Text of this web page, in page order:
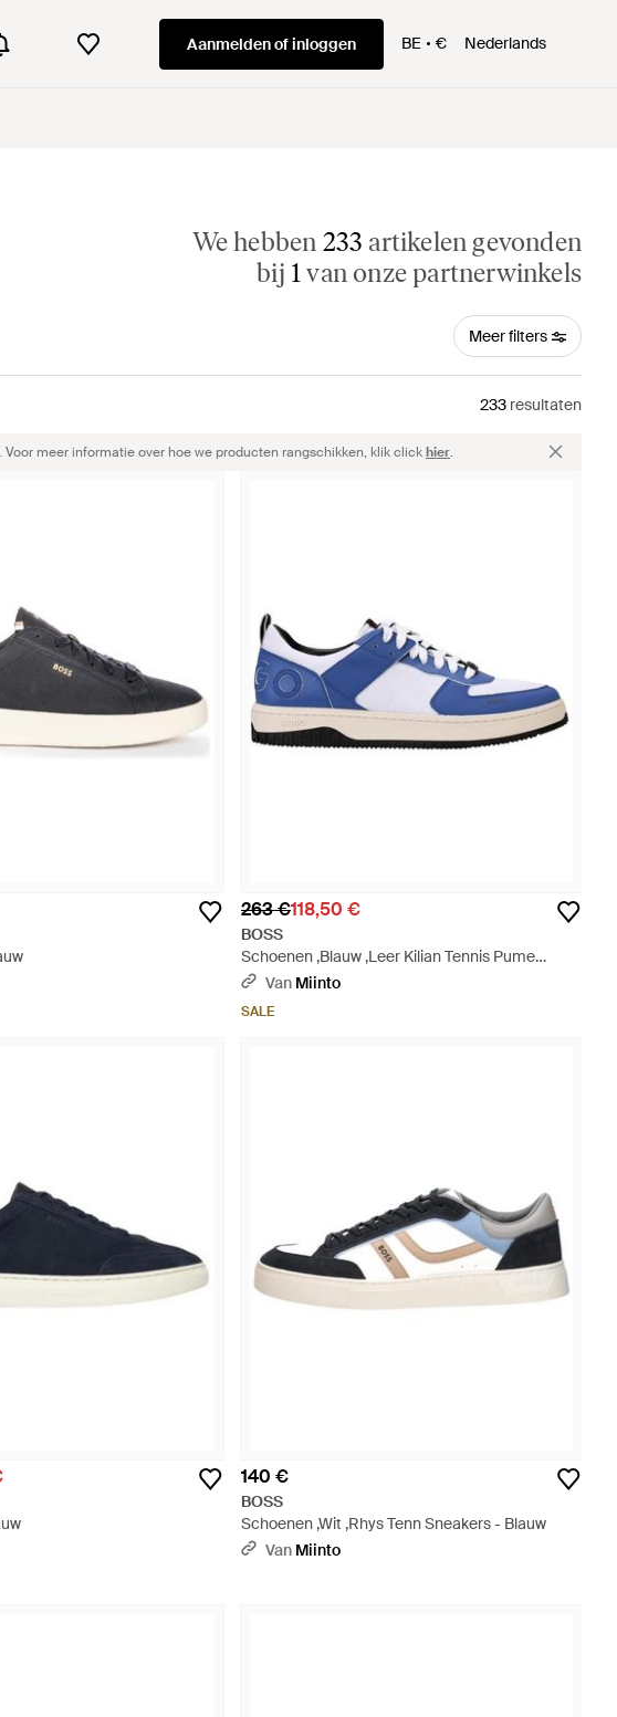
Aanmelden of inloggen BE € Nederlands
We hebben 233 artikelen gevonden
bij 1van onze partnerwinkels
Meer filters
233 resultaten
meer informatie over hoe we producten rangschikken, klik clickhier.
263 €118,50 €
BOSS
Schoenen ,Blauw ,Leer Kilian Tennis Pume
Sneakers - Blauw
Van Miinto
SALE
140 €
BOSS
Schoenen ,Wit ,Rhys Tenn Sneakers - Blauw
Van Miinto